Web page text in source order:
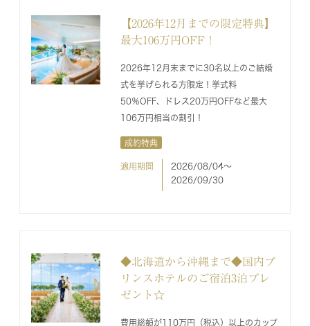
【2026年12月までの限定特典】
最大106万円OFF！
2026年12月末までに30名以上のご結婚
式を挙げられる方限定！挙式料
50％OFF、ドレス20万円OFFなど最大
106万円相当の割引！
成約特典
適用期間
2026/08/04〜
2026/09/30
◆北海道から沖縄まで◆国内プ
リンスホテルのご宿泊3泊プレ
ゼント☆
費用総額が110万円（税込）以上のカップ